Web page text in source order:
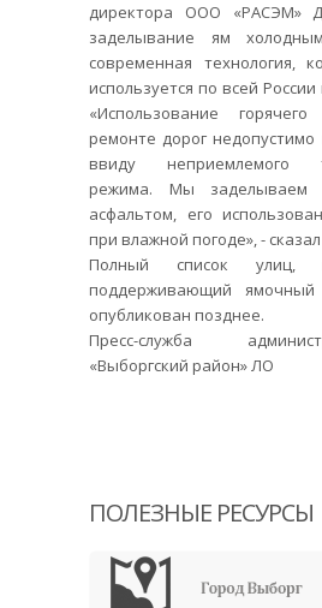
директора ООО «РАСЭМ»
заделывание ям
современная технология,
используется по всей
«Использование
ремонте дорог
ввиду неприемлемого
режима. Мы заделываем
асфальтом, его
при влажной погоде», -
Полный список улиц,
поддерживающий
опубликован позднее.
Пресс-служба
«Выборгский район» ЛО
ПОЛЕЗНЫЕ РЕСУРСЫ